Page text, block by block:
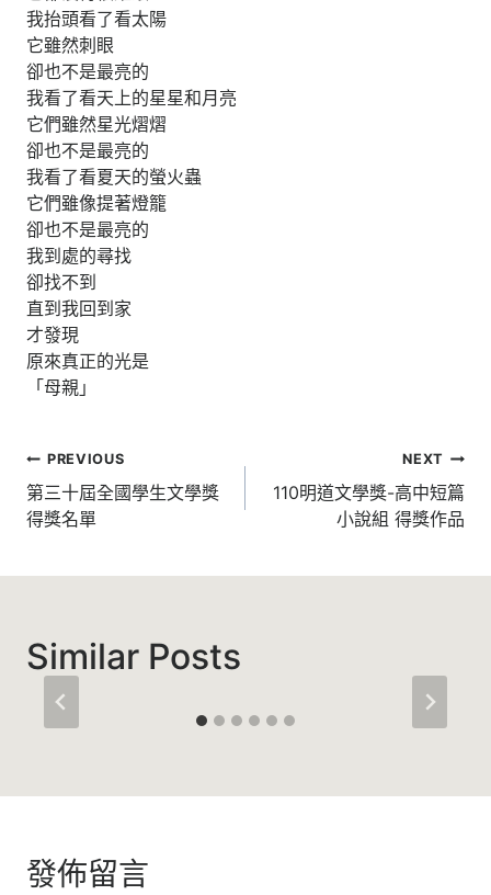
我抬頭看了看太陽
它雖然刺眼
卻也不是最亮的
我看了看天上的星星和月亮
它們雖然星光熠熠
卻也不是最亮的
我看了看夏天的螢火蟲
它們雖像提著燈籠
卻也不是最亮的
我到處的尋找
卻找不到
直到我回到家
才發現
原來真正的光是
「母親」
文
章
導
覽
PREVIOUS
第三十屆全國學生文學獎
得獎名單
NEXT
110明道文學獎-高中短篇
小說組 得獎作品
Similar Posts
發佈留言